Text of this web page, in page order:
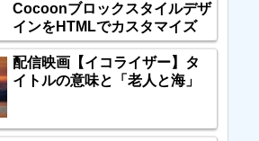
Cocoonブロックスタイルデザ
インをHTMLでカスタマイズ
配信映画【イコライザー】タ
イトルの意味と「老人と海」